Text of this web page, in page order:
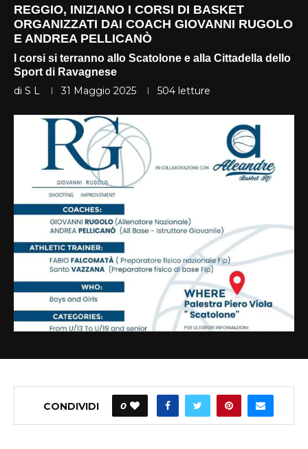
REGGIO, INIZIANO I CORSI DI BASKET
ORGANIZZATI DAI COACH GIOVANNI RUGOLO
E ANDREA PELLICANÒ
I corsi si terranno allo Scatolone e alla Cittadella dello
Sport di Ravagnese
di S L 31 Maggio 2025 504 letture
CONDIVIDI 0